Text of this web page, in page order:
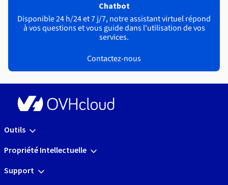
Chatbot
Disponible 24 h/24 et 7 j/7, notre assistant virtuel répond
à vos questions et vous guide dans l'utilisation de vos
services.
Contactez-nous
Outils
Propriété Intellectuelle
Support